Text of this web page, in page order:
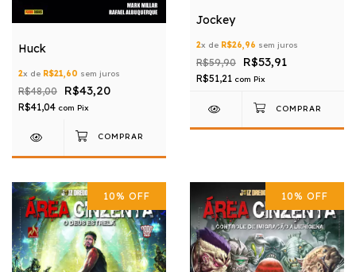
Huck
2x de R$21,60 sem juros
R$48,00 R$43,20
R$41,04 com Pix
Jockey
2x de R$26,96 sem juros
R$59,90 R$53,91
R$51,21 com Pix
10% OFF 10% OFF